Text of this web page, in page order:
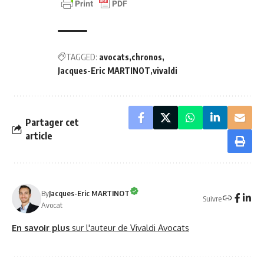
TAGGED: avocats chronos
Jacques-Eric MARTINOT vivaldi
Partager cet
article
ByJacques-Eric MARTINOT
Avocat
Suivre
En savoir plus sur l'auteur de Vivaldi Avocats